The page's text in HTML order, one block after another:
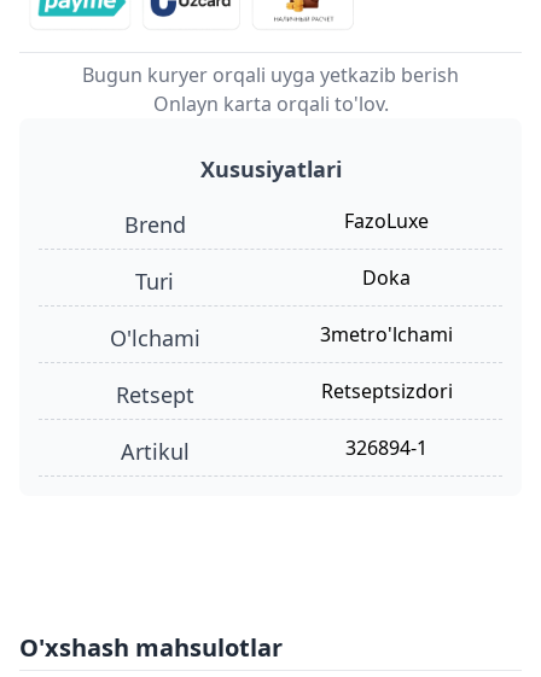
Bugun kuryer orqali uyga yetkazib berish
Onlayn karta orqali to'lov.
Xususiyatlari
Brend
FazoLuxe
turi doka
o'lchami 3metro'lchami
retsept retseptsizdori
Artikul 326894-1
O'xshash mahsulotlar